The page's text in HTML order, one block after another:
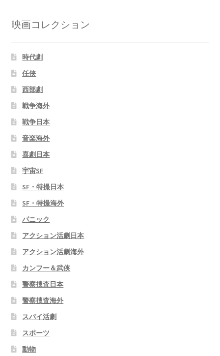
映画コレクション
時代劇
任侠
西部劇
戦争海外
戦争日本
音楽海外
喜劇日本
宇宙SF
SF・特撮日本
SF・特撮海外
パニック
アクション活劇日本
アクション活劇海外
カンフー＆武侠
警察捜査日本
警察捜査海外
スパイ活劇
スポーツ
動物